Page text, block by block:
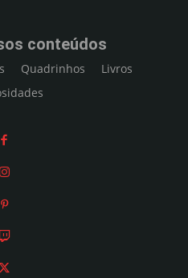
conteúdos
Quadrinhos
Livros